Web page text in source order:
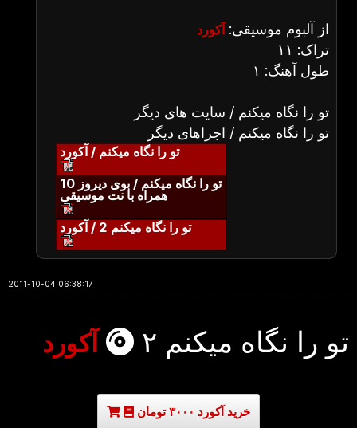
از آلبوم موسیقی: آکورد
تراک: ۱۱
طول آهنگ: ۱
تو را نگاه میکنم / سایت های دیگر
تو را نگاه میکنم / اجراهای دیگر
تو را نگاه میکنم / آکورد
تو را نگاه میکنم / بوی دیروز 10
همراه با نت موسیقی
تو را نگاه میکنم 2 / آکورد
2011-10-04 06:38:17
تو را نگاه میکنم ۲ آکورد
خرید آکورد ۳۰۰۰ تومان